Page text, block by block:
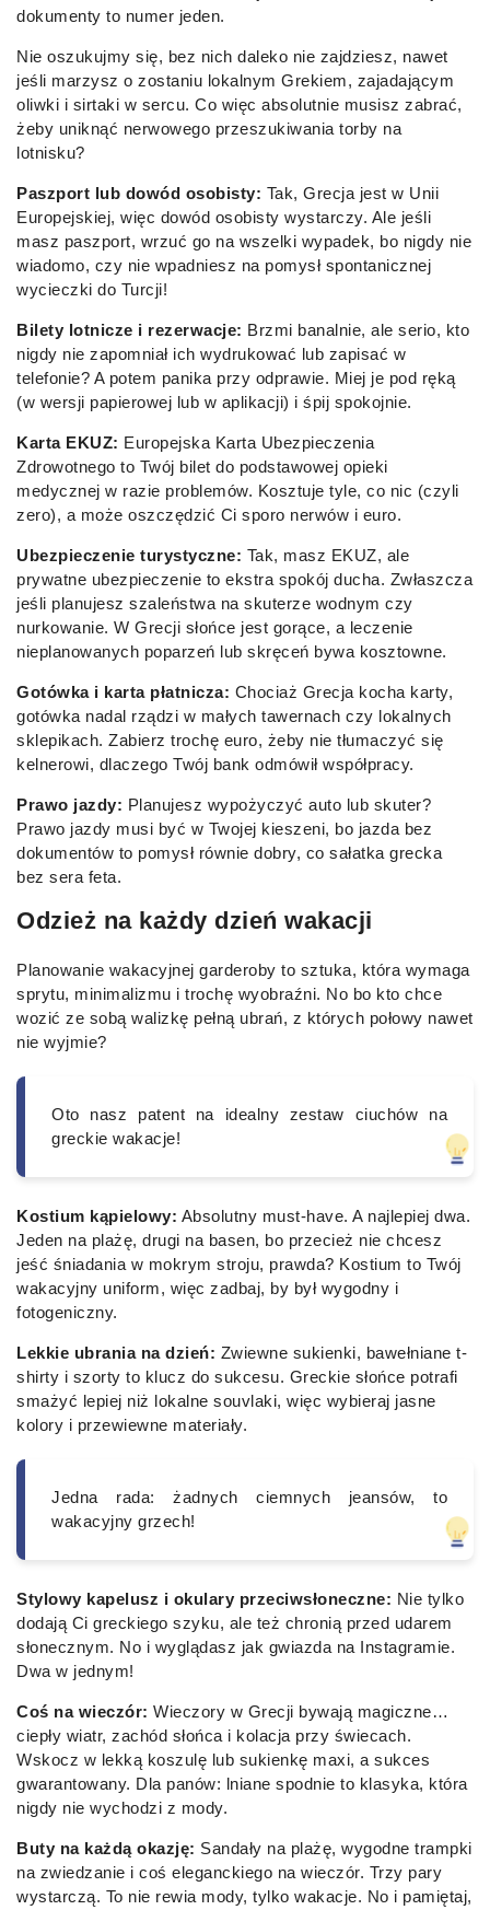
dokumenty to numer jeden.
Nie oszukujmy się, bez nich daleko nie zajdziesz, nawet
jeśli marzysz o zostaniu lokalnym Grekiem, zajadającym
oliwki i sirtaki w sercu. Co więc absolutnie musisz zabrać,
żeby uniknąć nerwowego przeszukiwania torby na
lotnisku?
Paszport lub dowód osobisty: Tak, Grecja jest w Unii
Europejskiej, więc dowód osobisty wystarczy. Ale jeśli
masz paszport, wrzuć go na wszelki wypadek, bo nigdy nie
wiadomo, czy nie wpadniesz na pomysł spontanicznej
wycieczki do Turcji!
Bilety lotnicze i rezerwacje: Brzmi banalnie, ale serio, kto
nigdy nie zapomniał ich wydrukować lub zapisać w
telefonie? A potem panika przy odprawie. Miej je pod ręką
(w wersji papierowej lub w aplikacji) i śpij spokojnie.
Karta EKUZ: Europejska Karta Ubezpieczenia
Zdrowotnego to Twój bilet do podstawowej opieki
medycznej w razie problemów. Kosztuje tyle, co nic (czyli
zero), a może oszczędzić Ci sporo nerwów i euro.
Ubezpieczenie turystyczne: Tak, masz EKUZ, ale
prywatne ubezpieczenie to ekstra spokój ducha. Zwłaszcza
jeśli planujesz szaleństwa na skuterze wodnym czy
nurkowanie. W Grecji słońce jest gorące, a leczenie
nieplanowanych poparzeń lub skręceń bywa kosztowne.
Gotówka i karta płatnicza: Chociaż Grecja kocha karty,
gotówka nadal rządzi w małych tawernach czy lokalnych
sklepikach. Zabierz trochę euro, żeby nie tłumaczyć się
kelnerowi, dlaczego Twój bank odmówił współpracy.
Prawo jazdy: Planujesz wypożyczyć auto lub skuter?
Prawo jazdy musi być w Twojej kieszeni, bo jazda bez
dokumentów to pomysł równie dobry, co sałatka grecka
bez sera feta.
Odzież na każdy dzień wakacji
Planowanie wakacyjnej garderoby to sztuka, która wymaga
sprytu, minimalizmu i trochę wyobraźni. No bo kto chce
wozić ze sobą walizkę pełną ubrań, z których połowy nawet
nie wyjmie?
Oto nasz patent na idealny zestaw ciuchów na
greckie wakacje!
Kostium kąpielowy: Absolutny must-have. A najlepiej dwa.
Jeden na plażę, drugi na basen, bo przecież nie chcesz
jeść śniadania w mokrym stroju, prawda? Kostium to Twój
wakacyjny uniform, więc zadbaj, by był wygodny i
fotogeniczny.
Lekkie ubrania na dzień: Zwiewne sukienki, bawełniane t-
shirty i szorty to klucz do sukcesu. Greckie słońce potrafi
smażyć lepiej niż lokalne souvlaki, więc wybieraj jasne
kolory i przewiewne materiały.
Jedna rada: żadnych ciemnych jeansów, to
wakacyjny grzech!
Stylowy kapelusz i okulary przeciwsłoneczne: Nie tylko
dodają Ci greckiego szyku, ale też chronią przed udarem
słonecznym. No i wyglądasz jak gwiazda na Instagramie.
Dwa w jednym!
Coś na wieczór: Wieczory w Grecji bywają magiczne…
ciepły wiatr, zachód słońca i kolacja przy świecach.
Wskocz w lekką koszulę lub sukienkę maxi, a sukces
gwarantowany. Dla panów: lniane spodnie to klasyka, która
nigdy nie wychodzi z mody.
Buty na każdą okazję: Sandały na plażę, wygodne trampki
na zwiedzanie i coś eleganckiego na wieczór. Trzy pary
wystarczą. To nie rewia mody, tylko wakacje. No i pamiętaj,